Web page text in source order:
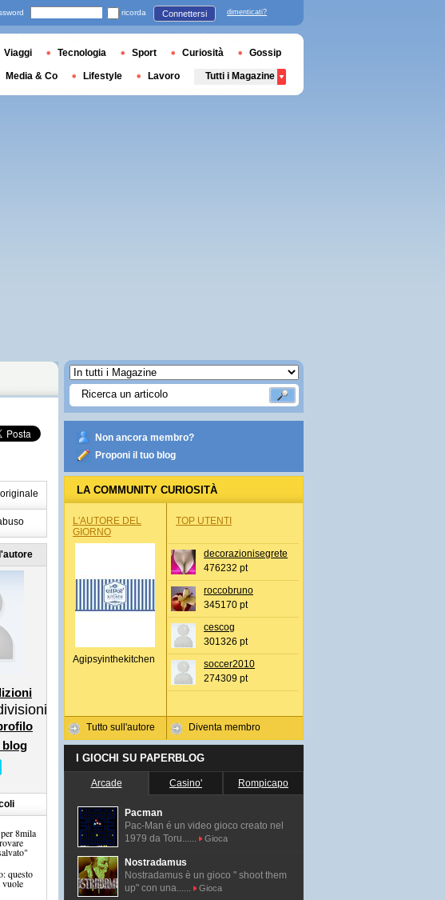
blog
8mila
questo
vuole
Non ancora membro?
Proponi il tuo blog
LA COMMUNITY CURIOSITÀ
L'AUTORE DEL
GIORNO
Agipsyinthekitchen
Tutto sull'autore
TOP UTENTI
decorazionisegrete
476232 pt
roccobruno
345170 pt
cescog
301326 pt
soccer2010
274309 pt
Diventa membro
I GIOCHI SU PAPERBLOG
Arcade Casino' Rompicapo
Pacman
Pac-Man é un video gioco creato nel
1979 da Toru......
Gioca
Nostradamus
Nostradamus è un gioco " shoot them
up" con una......
Gioca
ricorda Connettersi dimenticati?
Viaggi Tecnologia Sport Curiosità Gossip
Media & Co Lifestyle Lavoro Tutti i Magazine